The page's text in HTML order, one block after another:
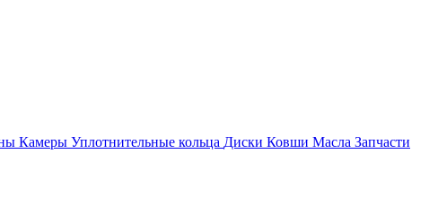
Камеры Уплотнительные кольца Диски Ковши Масла Запчасти